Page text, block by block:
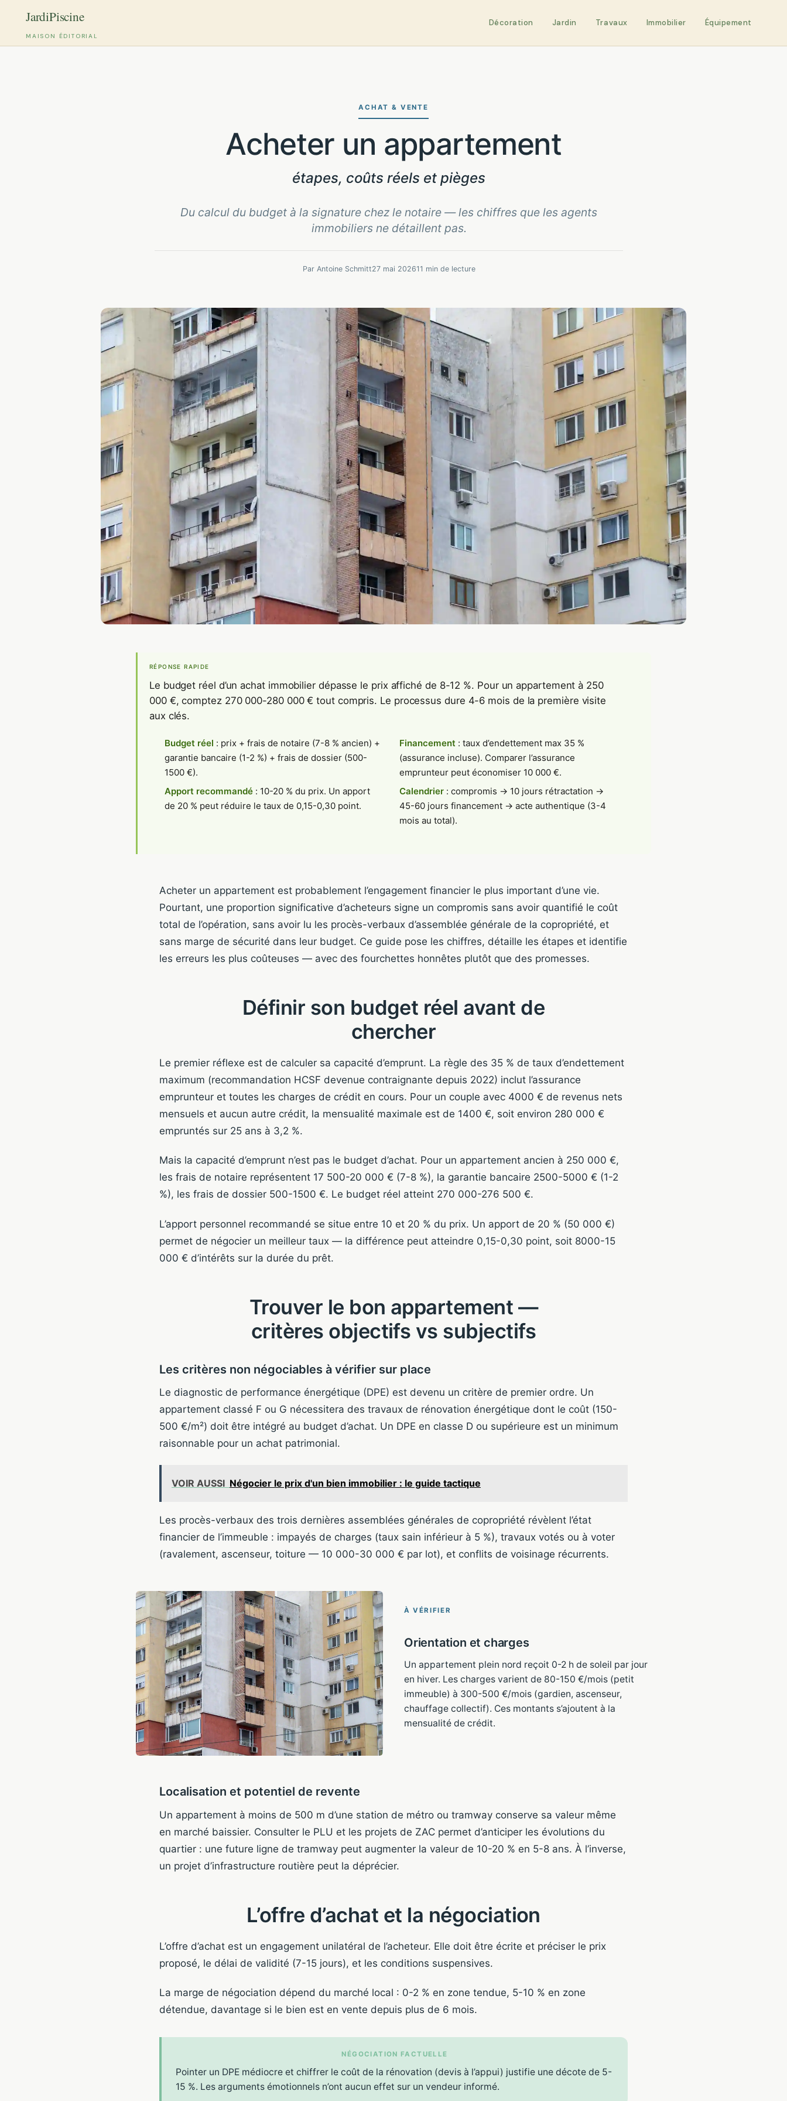
MAISON ÉDITORIAL
Décoration Jardin Travaux Immobilier Équipement
ACHAT & VENTE
Acheter un appartement
étapes, coûts réels et pièges
Du calcul du budget à la signature chez le notaire — les chiffres que les agents
immobiliers ne détaillent pas.
Par Antoine Schmitt27 mai 202611 min de lecture
RÉPONSE RAPIDE
Le budget réel d’un achat immobilier dépasse le prix affiché de 8-12 %. Pour un appartement à 250
000 €, comptez 270 000-280 000 € tout compris. Le processus dure 4-6 mois de la première visite
aux clés.
Budget réel : prix + frais de notaire (7-8 % ancien) +
garantie bancaire (1-2 %) + frais de dossier (500-
1500 €).
Apport recommandé: 10-20 % du prix. Un apport
de 20 % peut réduire le taux de 0,15-0,30 point.
Financement : taux d’endettement max 35 %
(assurance incluse). Comparer l’assurance
emprunteur peut économiser 10 000 €.
Calendrier: compromis → 10 jours rétractation →
45-60 jours financement → acte authentique (3-4
mois au total).
Acheter un appartement est probablement l’engagement financier le plus important d’une vie.
Pourtant, une proportion significative d’acheteurs signe un compromis sans avoir quantifié le coût
total de l’opération, sans avoir lu les procès-verbaux d’assemblée générale de la copropriété, et
sans marge de sécurité dans leur budget. Ce guide pose les chiffres, détaille les étapes et identifie
les erreurs les plus coûteuses — avec des fourchettes honnêtes plutôt que des promesses.
Définir son budget réel avant de
chercher
Le premier réflexe est de calculer sa capacité d’emprunt. La règle des 35 % de taux d’endettement
maximum (recommandation HCSF devenue contraignante depuis 2022) inclut l’assurance
emprunteur et toutes les charges de crédit en cours. Pour un couple avec 4000 € de revenus nets
mensuels et aucun autre crédit, la mensualité maximale est de 1400 €, soit environ 280 000 €
empruntés sur 25 ans à 3,2 %.
Mais la capacité d’emprunt n’est pas le budget d’achat. Pour un appartement ancien à 250 000 €,
les frais de notaire représentent 17 500-20 000 € (7-8 %), la garantie bancaire 2500-5000 € (1-2
%), les frais de dossier 500-1500 €. Le budget réel atteint 270 000-276 500 €.
L’apport personnel recommandé se situe entre 10 et 20 % du prix. Un apport de 20 % (50 000 €)
permet de négocier un meilleur taux — la différence peut atteindre 0,15-0,30 point, soit 8000-15
000 € d’intérêts sur la durée du prêt.
Trouver le bon appartement —
critères objectifs vs subjectifs
Les critères non négociables à vérifier sur place
Le diagnostic de performance énergétique (DPE) est devenu un critère de premier ordre. Un
appartement classé F ou G nécessitera des travaux de rénovation énergétique dont le coût (150-
500 €/m²) doit être intégré au budget d’achat. Un DPE en classe D ou supérieure est un minimum
raisonnable pour un achat patrimonial.
VOIR AUSSI Négocier le prix d'un bien immobilier : le guide tactique
Les procès-verbaux des trois dernières assemblées générales de copropriété révèlent l’état
financier de l’immeuble : impayés de charges (taux sain inférieur à 5 %), travaux votés ou à voter
(ravalement, ascenseur, toiture — 10 000-30 000 € par lot), et conflits de voisinage récurrents.
À VÉRIFIER
Orientation et charges
Un appartement plein nord reçoit 0-2 h de soleil par jour
en hiver. Les charges varient de 80-150 €/mois (petit
immeuble) à 300-500 €/mois (gardien, ascenseur,
chauffage collectif). Ces montants s’ajoutent à la
mensualité de crédit.
Localisation et potentiel de revente
Un appartement à moins de 500 m d’une station de métro ou tramway conserve sa valeur même
en marché baissier. Consulter le PLU et les projets de ZAC permet d’anticiper les évolutions du
quartier : une future ligne de tramway peut augmenter la valeur de 10-20 % en 5-8 ans. À l’inverse,
un projet d’infrastructure routière peut la déprécier.
L’offre d’achat et la négociation
L’offre d’achat est un engagement unilatéral de l’acheteur. Elle doit être écrite et préciser le prix
proposé, le délai de validité (7-15 jours), et les conditions suspensives.
La marge de négociation dépend du marché local : 0-2 % en zone tendue, 5-10 % en zone
détendue, davantage si le bien est en vente depuis plus de 6 mois.
NÉGOCIATION FACTUELLE
Pointer un DPE médiocre et chiffrer le coût de la rénovation (devis à l’appui) justifie une décote de 5-
15 %. Les arguments émotionnels n’ont aucun effet sur un vendeur informé.